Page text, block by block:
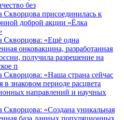
без
Скворцова присоединилась к
доброй акции «Ёлка
Скворцова: «Ещё одна
онковакцина, разработанная
получила разрешение на
п
Скворцова: «Наша страна сейчас
в знаковом периоде расцвета
направлений и научных
Скворцова: «Создана уникальная
база данных популяционных